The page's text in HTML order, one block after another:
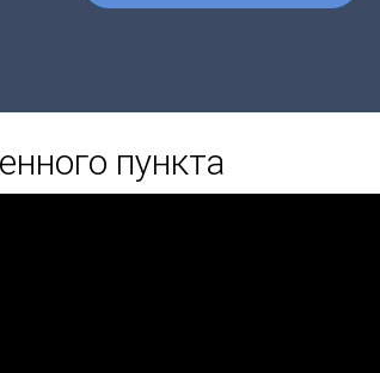
пункта